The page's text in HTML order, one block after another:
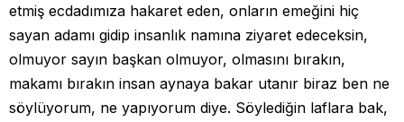
etmiş ecdadımıza hakaret eden, onların emeğini hiç
sayan adamı gidip insanlık namına ziyaret edeceksin,
olmuyor sayın başkan olmuyor, olmasını bırakın,
makamı bırakın insan aynaya bakar utanır biraz ben ne
söylüyorum, ne yapıyorum diye. Söylediğin laflara bak,